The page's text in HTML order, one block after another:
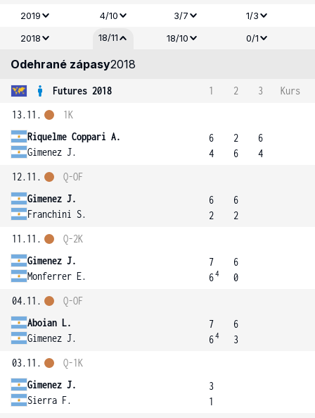
2019 4/10 3/7
1/3
2018
18/11 18/10 0/1
Odehrané zápasy2018
Futures 2018 1 2 3
Kurs
13.11.
Riquelme Coppari A.
Gimenez J.
1K
6
4
2
6
6
4
12.11.
Gimenez J.
Franchini S.
Q-OF
6
2
6
2
11.11.
Gimenez J.
Monferrer E.
Q-2K
7
64
6
0
04.11.
Aboian L.
Gimenez J.
Q-OF
7
64
6
3
03.11.
Gimenez J.
Sierra F.
Q-1K
3
1